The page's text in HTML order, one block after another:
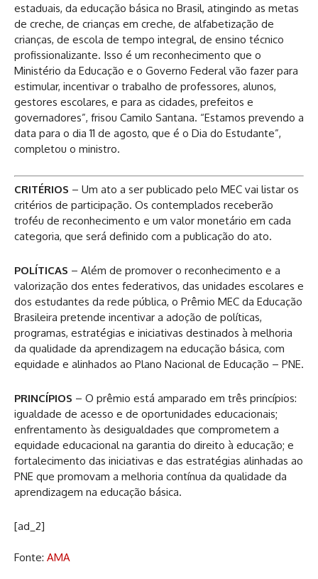
estaduais, da educação básica no Brasil, atingindo as metas
de creche, de crianças em creche, de alfabetização de
crianças, de escola de tempo integral, de ensino técnico
profissionalizante. Isso é um reconhecimento que o
Ministério da Educação e o Governo Federal vão fazer para
estimular, incentivar o trabalho de professores, alunos,
gestores escolares, e para as cidades, prefeitos e
governadores”, frisou Camilo Santana. “Estamos prevendo a
data para o dia 11 de agosto, que é o Dia do Estudante”,
completou o ministro.
CRITÉRIOS – Um ato a ser publicado pelo MEC vai listar os
critérios de participação. Os contemplados receberão
troféu de reconhecimento e um valor monetário em cada
categoria, que será definido com a publicação do ato.
POLÍTICAS – Além de promover o reconhecimento e a
valorização dos entes federativos, das unidades escolares e
dos estudantes da rede pública, o Prêmio MEC da Educação
Brasileira pretende incentivar a adoção de políticas,
programas, estratégias e iniciativas destinados à melhoria
da qualidade da aprendizagem na educação básica, com
equidade e alinhados ao Plano Nacional de Educação – PNE.
PRINCÍPIOS – O prêmio está amparado em três princípios:
igualdade de acesso e de oportunidades educacionais;
enfrentamento às desigualdades que comprometem a
equidade educacional na garantia do direito à educação; e
fortalecimento das iniciativas e das estratégias alinhadas ao
PNE que promovam a melhoria contínua da qualidade da
aprendizagem na educação básica.
[ad_2]
Fonte: AMA